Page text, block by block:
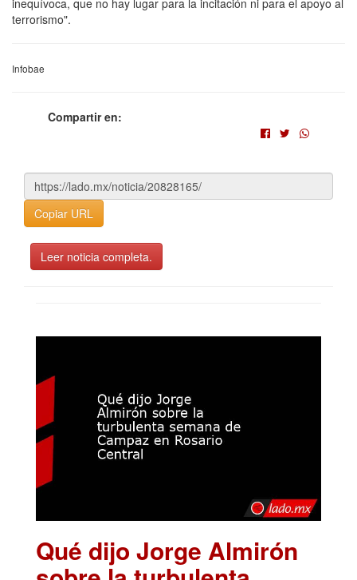
inequívoca, que no hay lugar para la incitación ni para el apoyo al
terrorismo".
Infobae
Compartir en:
Copiar URL
Leer noticia completa.
Qué dijo Jorge Almirón